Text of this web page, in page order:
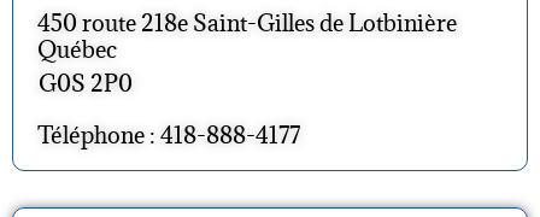
450 route 218e Saint-Gilles de Lotbinière
Québec
G0S 2P0
Téléphone : 418-888-4177